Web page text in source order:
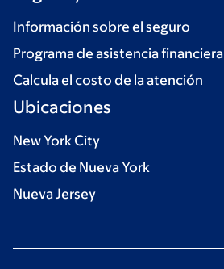
Información sobre el seguro
Programa de asistencia financiera
Calcula el costo de la atención
Ubicaciones
New York City
Estado de Nueva York
Nueva Jersey